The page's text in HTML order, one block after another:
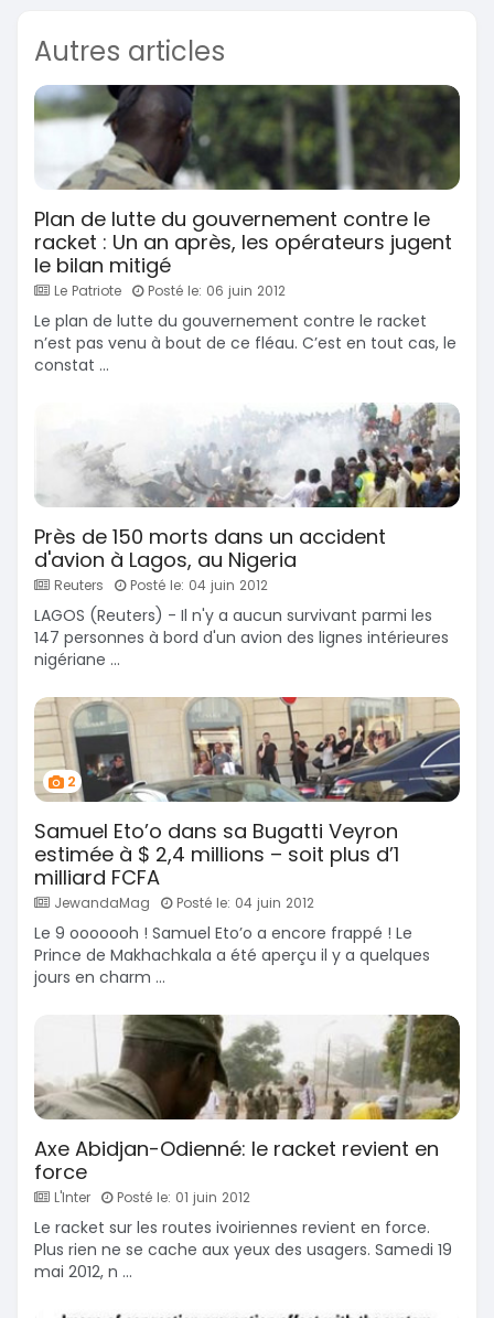
Autres articles
Plan de lutte du gouvernement contre le
racket : Un an après, les opérateurs jugent
le bilan mitigé
Le Patriote Posté le: 06 juin 2012
Le plan de lutte du gouvernement contre le racket
n’est pas venu à bout de ce fléau. C’est en tout cas, le
constat ...
Près de 150 morts dans un accident
d'avion à Lagos, au Nigeria
Reuters Posté le: 04 juin 2012
LAGOS (Reuters) - Il n'y a aucun survivant parmi les
147 personnes à bord d'un avion des lignes intérieures
nigériane ...
2
Samuel Eto’o dans sa Bugatti Veyron
estimée à $ 2,4 millions – soit plus d’1
milliard FCFA
JewandaMag Posté le: 04 juin 2012
Le 9 ooooooh ! Samuel Eto’o a encore frappé ! Le
Prince de Makhachkala a été aperçu il y a quelques
jours en charm ...
Axe Abidjan-Odienné: le racket revient en
force
L'Inter Posté le: 01 juin 2012
Le racket sur les routes ivoiriennes revient en force.
Plus rien ne se cache aux yeux des usagers. Samedi 19
mai 2012, n ...